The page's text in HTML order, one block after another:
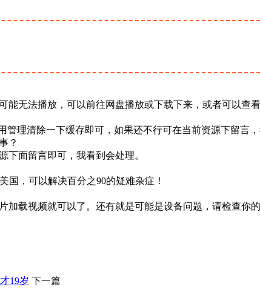
能无法播放，可以前往网盘播放或下载下来，或者可以查
理清除一下缓存即可，如果还不行可在当前资源下留言，
？
下面留言即可，我看到会处理。
国，可以解决百分之90的疑难杂症！
加载视频就可以了。还有就是可能是设备问题，请检查你
19岁 下一篇